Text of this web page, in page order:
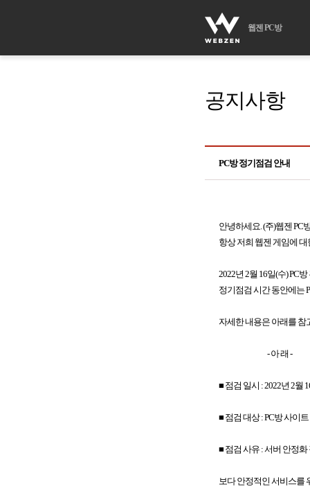
웹젠 PC방
공지사항
PC방 정기점검 안내
안녕하세요. (주)웹젠 PC
항상 저희 웹젠 게임에
2022년 2월 16일(수) PC
정기점검 시간 동안에는
자세한 내용은 아래를 참
- 아 래 -
■ 점검 일시 : 2022년 2월
■ 점검 대상 : PC방 사이
■ 점검 사유 : 서버 안정화
보다 안정적인 서비스를